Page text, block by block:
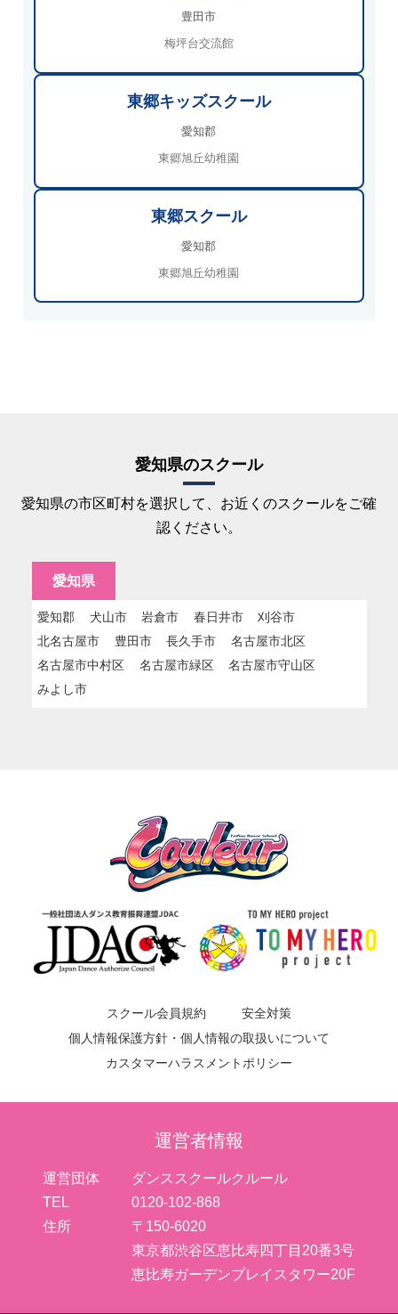
豊田市
梅坪台交流館
東郷キッズスクール
愛知郡
東郷旭丘幼稚園
東郷スクール
愛知郡
東郷旭丘幼稚園
愛知県のスクール
愛知県の市区町村を選択して、お近くのスクールをご確
認ください。
愛知県
愛知郡 犬山市 岩倉市 春日井市
刈谷市
北名古屋市
豊田市 長久手市
名古屋市北区
名古屋市中村区
名古屋市緑区
名古屋市守山区
みよし市
スクール会員規約
安全対策
個人情報保護方針・個人情報の取扱いについて
カスタマーハラスメントポリシー
運営者情報
運営団体
ダンススクールクルール
TEL
0120-102-868
住所
〒150-6020
東京都渋谷区恵比寿四丁目20番3号
恵比寿ガーデンプレイスタワー20F